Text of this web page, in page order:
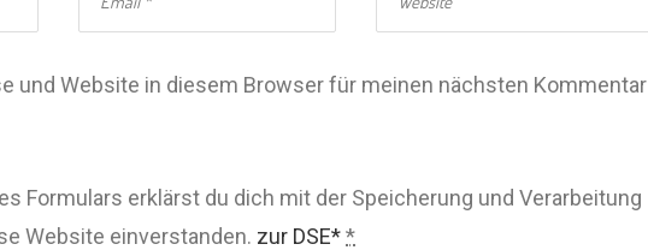
und Website in diesem Browser für meinen nächsten Kommentar
Formulars erklärst du dich mit der Speicherung und Verarbeitung
Website einverstanden. zur DSE**